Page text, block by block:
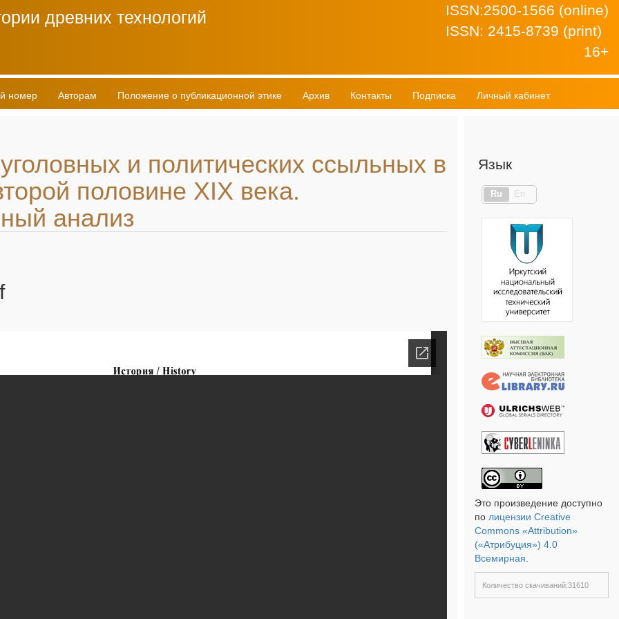
ISSN:2500-1566 (online)
ISSN: 2415-8739 (print)
16+
древних технологий
номер Авторам Положение о публикационной этике Архив Контакты Подписка Личный кабинет
и политических ссыльных в
половине XIX века.
анализ
Язык
Ru En
Это произведение доступно
по лицензии Creative
Commons «Attribution»
(«Атрибуция») 4.0
Всемирная
Количество скачиваний:31610